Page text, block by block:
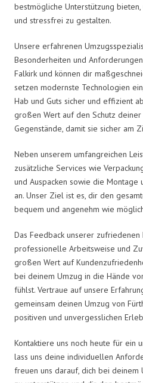
bestmögliche Unterstützung
und stressfrei zu gestalten.
Unsere erfahrenen
Besonderheiten und
Falkirk und können dir
setzen modernste Technologien
Hab und Guts sicher und effizient
großen Wert auf den Schutz
Gegenstände, damit sie sicher am
Neben unserem umfangreichen
zusätzliche Services wie
und Auspacken sowie die
an. Unser Ziel ist es, dir den
bequem und angenehm wie
Das Feedback unserer
professionelle Arbeitsweise und
großen Wert auf
bei deinem Umzug in die Hände
fühlst. Vertraue auf unsere
gemeinsam deinen Umzug von
positiven und unvergesslichen
Kontaktiere uns noch heute für ein
lass uns deine individuellen
freuen uns darauf, dich bei deinem